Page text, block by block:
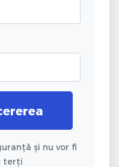
și nu vor fi
terți